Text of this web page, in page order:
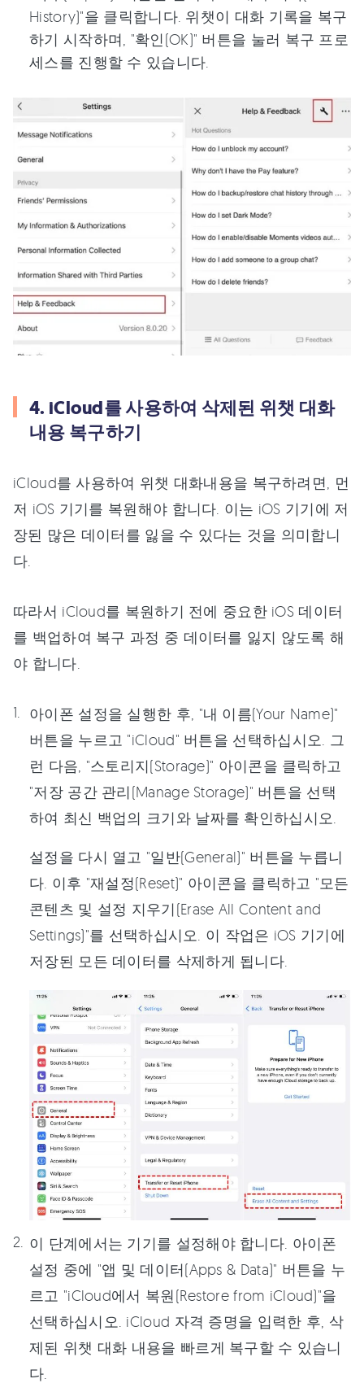
History)"을 클릭합니다. 위챗이 대화 기록을 복구
하기 시작하며, "확인(OK)" 버튼을 눌러 복구 프로
세스를 진행할 수 있습니다.
4. iCloud를 사용하여 삭제된 위챗 대화
내용 복구하기
iCloud를 사용하여 위챗 대화내용을 복구하려면, 먼
저 iOS 기기를 복원해야 합니다. 이는 iOS 기기에 저
장된 많은 데이터를 잃을 수 있다는 것을 의미합니
다.
따라서 iCloud를 복원하기 전에 중요한 iOS 데이터
를 백업하여 복구 과정 중 데이터를 잃지 않도록 해
야 합니다.
아이폰 설정을 실행한 후, "내 이름(Your Name)"
버튼을 누르고 "iCloud" 버튼을 선택하십시오. 그
런 다음, "스토리지(Storage)" 아이콘을 클릭하고
"저장 공간 관리(Manage Storage)" 버튼을 선택
하여 최신 백업의 크기와 날짜를 확인하십시오.
설정을 다시 열고 "일반(General)" 버튼을 누릅니
다. 이후 "재설정(Reset)" 아이콘을 클릭하고 "모든
콘텐츠 및 설정 지우기(Erase All Content and
Settings)"를 선택하십시오. 이 작업은 iOS 기기에
저장된 모든 데이터를 삭제하게 됩니다.
이 단계에서는 기기를 설정해야 합니다. 아이폰
설정 중에 "앱 및 데이터(Apps & Data)" 버튼을 누
르고 "iCloud에서 복원(Restore from iCloud)"을
선택하십시오. iCloud 자격 증명을 입력한 후, 삭
제된 위챗 대화 내용을 빠르게 복구할 수 있습니
다.